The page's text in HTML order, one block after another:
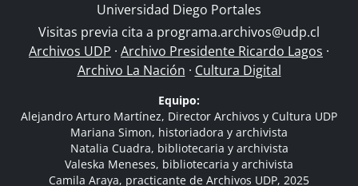
Universidad Diego Portales
Visitas previa cita a programa.archivos@udp.cl
Archivos UDP · Archivo Presidente Ricardo Lagos ·
Archivo La Nación · Cultura Digital
Equipo:
Alejandro Arturo Martínez, Director Archivos y Cultura UDP
Mariana Simon, historiadora y archivista
Natalia Cuadra, bibliotecaria y archivista
Valeska Meneses, bibliotecaria y archivista
Camila Araya, practicante de Archivos UDP, 2025